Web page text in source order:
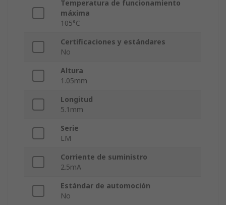
Temperatura de funcionamiento
máxima
105°C
Certificaciones y estándares
No
Altura
1.05mm
Longitud
5.1mm
Serie
LM
Corriente de suministro
2.5mA
Estándar de automoción
No